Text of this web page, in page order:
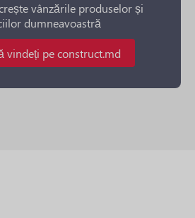
vânzările produselor și
dumneavoastră
vindeți pe construct.md